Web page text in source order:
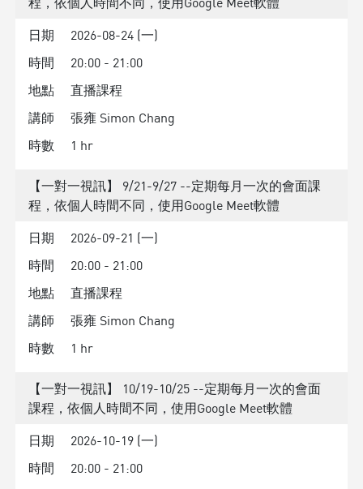
日期
2026-08-24 (一)
時間
20:00 - 21:00
地點
直播課程
講師
張雍 Simon Chang
時數
1 hr
【一對一視訊】 9/21-9/27 --定期每月一次的會面課
程，依個人時間不同，使用Google Meet軟體
日期
2026-09-21 (一)
時間
20:00 - 21:00
地點
直播課程
講師
張雍 Simon Chang
時數
1 hr
【一對一視訊】 10/19-10/25 --定期每月一次的會面
課程，依個人時間不同，使用Google Meet軟體
日期
2026-10-19 (一)
時間
20:00 - 21:00